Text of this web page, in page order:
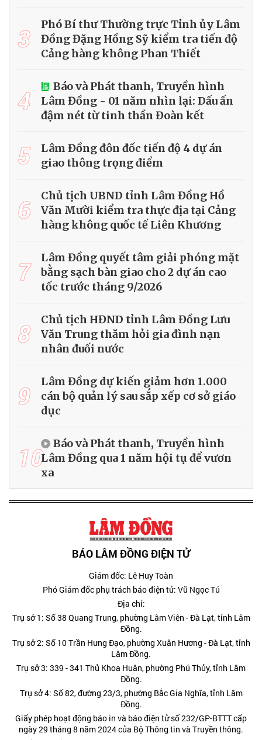
3
Phó Bí thư Thường trực Tỉnh ủy Lâm
Đồng Đặng Hồng Sỹ kiểm tra tiến độ
Cảng hàng không Phan Thiết
4
Báo và Phát thanh, Truyền hình
Lâm Đồng - 01 năm nhìn lại: Dấu ấn
đậm nét từ tinh thần Đoàn kết
5
Lâm Đồng đôn đốc tiến độ 4 dự án
giao thông trọng điểm
6
Chủ tịch UBND tỉnh Lâm Đồng Hồ
Văn Mười kiểm tra thực địa tại Cảng
hàng không quốc tế Liên Khương
7
Lâm Đồng quyết tâm giải phóng mặt
bằng sạch bàn giao cho 2 dự án cao
tốc trước tháng 9/2026
8
Chủ tịch HĐND tỉnh Lâm Đồng Lưu
Văn Trung thăm hỏi gia đình nạn
nhân đuối nước
9
Lâm Đồng dự kiến giảm hơn 1.000
cán bộ quản lý sau sắp xếp cơ sở giáo
dục
10
Báo và Phát thanh, Truyền hình
Lâm Đồng qua 1 năm hội tụ để vươn
xa
BÁO LÂM ĐỒNG ĐIỆN TỬ
Giám đốc: Lê Huy Toàn
Phó Giám đốc phụ trách báo điện tử: Vũ Ngọc Tú
Địa chỉ:
Trụ sở 1: Số 38 Quang Trung, phường Lâm Viên - Đà Lạt, tỉnh Lâm
Đồng.
Trụ sở 2: Số 10 Trần Hưng Đạo, phường Xuân Hương - Đà Lạt, tỉnh
Lâm Đồng.
Trụ sở 3: 339 - 341 Thủ Khoa Huân, phường Phú Thủy, tỉnh Lâm
Đồng.
Trụ sở 4: Số 82, đường 23/3, phường Bắc Gia Nghĩa, tỉnh Lâm
Đồng.
Giấy phép hoạt động báo in và báo điện tử số 232/GP-BTTT cấp
ngày 29 tháng 8 năm 2024 của Bộ Thông tin và Truyền thông.